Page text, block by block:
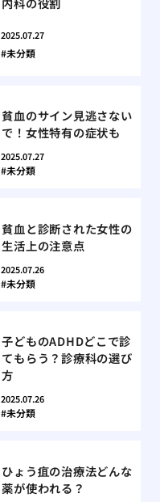
2025.07.27
未分類
貧血のサイン見逃さない
で！女性特有の症状も
2025.07.27
未分類
貧血と診断された女性の
生活上の注意点
2025.07.26
未分類
子どものADHDどこで診
てもらう？診療科の選び
方
2025.07.26
未分類
ひょう疽の治療法どんな
薬が使われる？